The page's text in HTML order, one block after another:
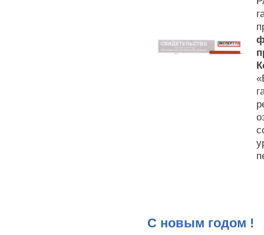
С новым годом !